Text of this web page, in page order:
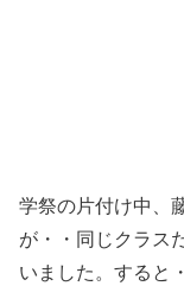
学祭の片付け中、
が・・同じクラス
いました。すると